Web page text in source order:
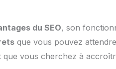
du SEO, son
que vous pouvez attendre
que vous cherchez à